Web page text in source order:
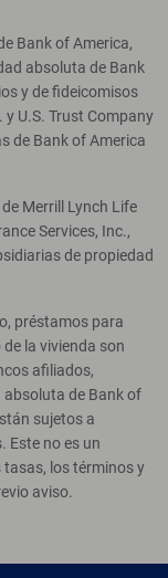
Bank of America,
absoluta de Bank
y de fideicomisos
U.S. Trust Company
de Bank of America
Merrill Lynch Life
Services, Inc.,
de propiedad
préstamos para
la vivienda son
afiliados,
absoluta de Bank of
sujetos a
Este no es un
los términos y
aviso.